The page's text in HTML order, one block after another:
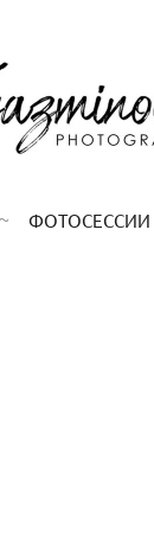
ФОТОСЕССИИ